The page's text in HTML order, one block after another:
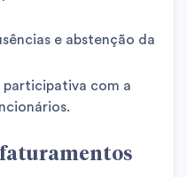
e abstenção da
participativa com a
faturamentos